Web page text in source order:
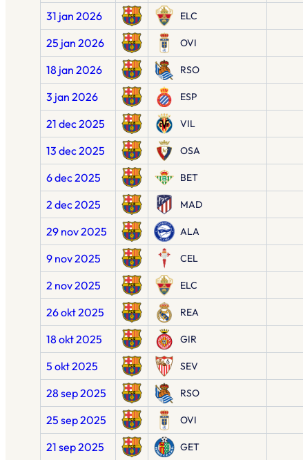
31 jan 2026 ELC
25 jan 2026 OVI
18 jan 2026
RSO
3 jan 2026 ESP
21 dec 2025 VIL
13 dec 2025 OSA
6 dec 2025 BET
2 dec 2025 MAD
29 nov 2025 ALA
9 nov 2025 CEL
2 nov 2025 ELC
26 okt 2025 REA
18 okt 2025 GIR
5 okt 2025 SEV
28 sep 2025 RSO
25 sep 2025 OVI
21 sep 2025 GET